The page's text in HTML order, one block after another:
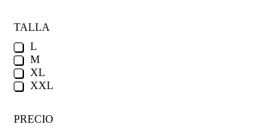
TALLA
L
M
XL
XXL
PRECIO